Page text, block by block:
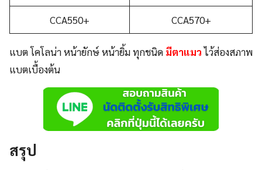
CCA550+ CCA570+
แบต โคโลน่า หน้ายักษ์ หน้ายิ้ม ทุกชนิด มีตาแมวไว้ส่องสภาพ
แบตเบื้องต้น
สรุป